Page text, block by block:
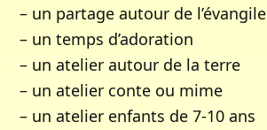
– un partage autour de l’évangile
– un temps d’adoration
– un atelier autour de la terre
– un atelier conte ou mime
– un atelier enfants de 7-10 ans